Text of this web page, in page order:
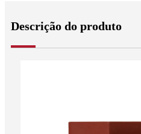
Descrição do produto